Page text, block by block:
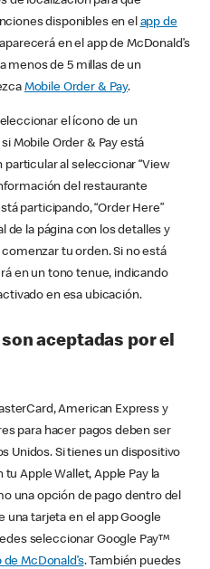
disponibles en el app de
en el app de McDonald’s
menos de 5 millas de un
Mobile Order & Pay.
el ícono de un
Mobile Order & Pay está
al seleccionar “View
del restaurante
participando, “Order Here”
de la página con los detalles y
tu orden. Si no está
en un tono tenue, indicando
en esa ubicación.
aceptadas por el
American Express y
para hacer pagos deben ser
Unidos. Si tienes un dispositivo
Apple Wallet, Apple Pay la
una opción de pago dentro del
una tarjeta en el app Google
seleccionar Google Pay™
de McDonald’s. También puedes